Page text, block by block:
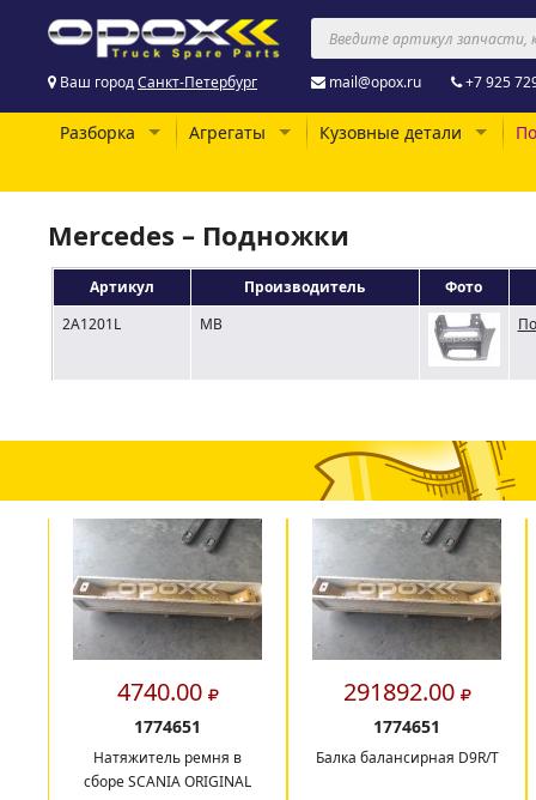
Ваш городСанкт-Петербург mail@opox.ru +7 925
Разборка Агрегаты Кузовные детали
Mercedes – Подножки
Артикул Производитель
Фото
2A1201L
MB
4740.00
1774651
Натяжитель ремня в
сборе SCANIA ORIGINAL
291892.00
1774651
Балка балансирная D9R/T